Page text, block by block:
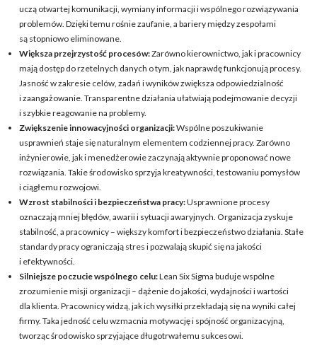
uczą otwartej komunikacji, wymiany informacji i wspólnego rozwiązywania
problemów. Dzięki temu rośnie zaufanie, a bariery między zespołami
są stopniowo eliminowane.
Większa przejrzystość procesów:Zarówno kierownictwo, jak i pracownicy
mają dostęp do rzetelnych danych o tym, jak naprawdę funkcjonują procesy.
Jasność w zakresie celów, zadań i wyników zwiększa odpowiedzialność
i zaangażowanie. Transparentne działania ułatwiają podejmowanie decyzji
i szybkie reagowanie na problemy.
Zwiększenie innowacyjności organizacji:Wspólne poszukiwanie
usprawnień staje się naturalnym elementem codziennej pracy. Zarówno
inżynierowie, jak i menedżerowie zaczynają aktywnie proponować nowe
rozwiązania. Takie środowisko sprzyja kreatywności, testowaniu pomysłów
i ciągłemu rozwojowi.
Wzrost stabilności i bezpieczeństwa pracy:Usprawnione procesy
oznaczają mniej błędów, awarii i sytuacji awaryjnych. Organizacja zyskuje
stabilność, a pracownicy – większy komfort i bezpieczeństwo działania. Stałe
standardy pracy ograniczają stres i pozwalają skupić się na jakości
i efektywności.
Silniejsze poczucie wspólnego celu:Lean Six Sigma buduje wspólne
zrozumienie misji organizacji – dążenie do jakości, wydajności i wartości
dla klienta. Pracownicy widzą, jak ich wysiłki przekładają się na wyniki całej
firmy. Taka jedność celu wzmacnia motywację i spójność organizacyjną,
tworząc środowisko sprzyjające długotrwałemu sukcesowi.